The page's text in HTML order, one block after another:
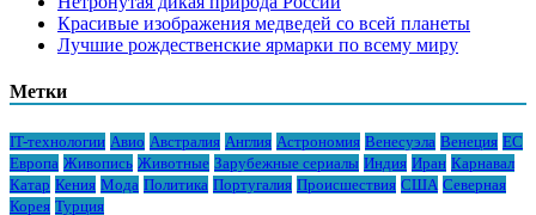
Красивые изображения медведей со всей планеты
Лучшие рождественские ярмарки по всему миру
Метки
IT-технологии Авио Австралия Англия Астрономия Венесуэла Венеция ЕС
Европа Живопись Животные Зарубежные сериалы Индия Иран Карнавал
Катар Кения Мода Политика Португалия Происшествия США Северная
Корея Турция